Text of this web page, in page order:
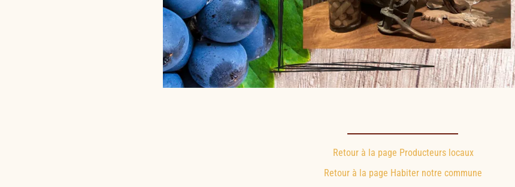
Retour à la page Producteurs locaux
Retour à la page Habiter notre commune